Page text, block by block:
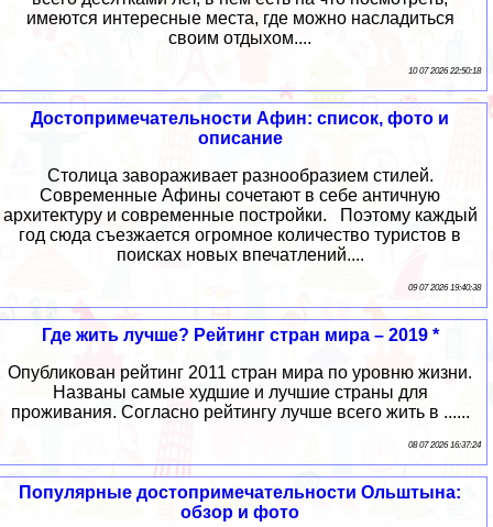
имеются интересные места, где можно насладиться
своим отдыхом....
10 07 2026 22:50:18
Достопримечательности Афин: список, фото и
описание
Столица завораживает разнообразием стилей.
Современные Афины сочетают в себе античную
архитектуру и современные постройки. Поэтому каждый
год сюда съезжается огромное количество туристов в
поисках новых впечатлений....
09 07 2026 19:40:38
Где жить лучше? Рейтинг стран мира – 2019 *
Опубликован рейтинг 2011 стран мира по уровню жизни.
Названы самые худшие и лучшие страны для
проживания. Согласно рейтингу лучше всего жить в ......
08 07 2026 16:37:24
Популярные достопримечательности Ольштына:
обзор и фото